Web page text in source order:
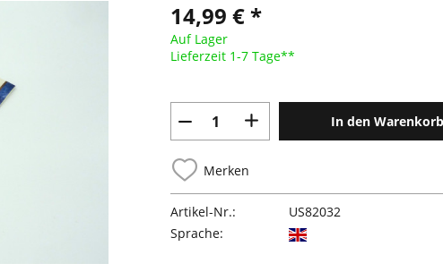
14,99 € *
Auf Lager
Lieferzeit 1-7 Tage**
In den Warenkorb
Merken
Artikel-Nr.:
US82032
Sprache: